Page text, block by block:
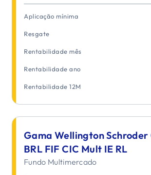
Aplicação mínima
Resgate
Rentabilidade mês
Rentabilidade ano
Rentabilidade 12M
Fundo Multimercado
Gama Wellington Schroder
BRL FIF CIC Mult IE RL